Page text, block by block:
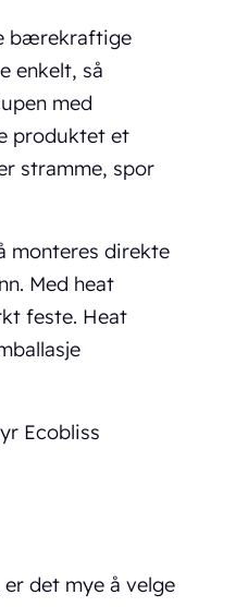
bærekraftige
enkelt, så
med
produktet et
stramme, spor
monteres direkte
Med heat
feste. Heat
Ecobliss
det mye å velge